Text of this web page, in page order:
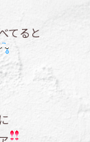
てると